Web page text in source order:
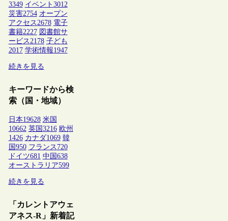
3349 イベント 3012
災害2754 オープン
アクセス2678 電子
書籍2227 図書館サ
ービス2178 子ども
2017 学術情報1947
続きを見る
キーワードから検
索（国・地域）
日本19628 米国
10662 英国 3216 欧州
1426 カナダ1069 韓
国 950 フランス 720
ドイツ681 中国 638
オーストラリア599
続きを見る
「カレントアウェ
アネス-R」新着記